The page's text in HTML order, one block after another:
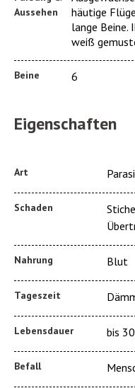
Aussehen
häutige
lange Beine.
weiß
Beine 6
Eigenschaften
Art
Schaden
Nahrung Blut
Tageszeit
Lebensdauer bis
Befall